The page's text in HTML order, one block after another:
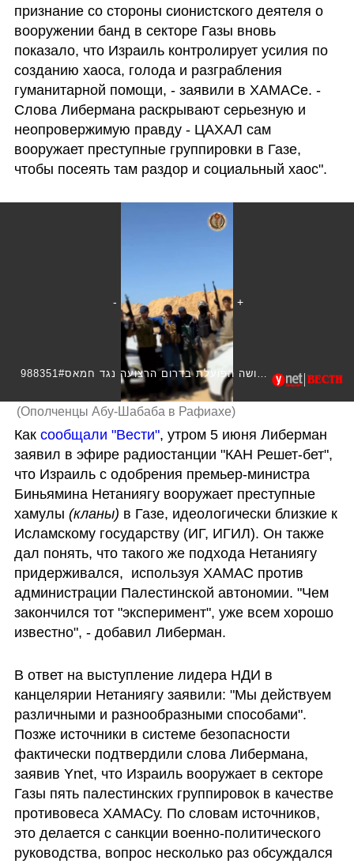
признание со стороны сионистского деятеля о
вооружении банд в секторе Газы вновь
показало, что Израиль контролирует усилия по
созданию хаоса, голода и разграбления
гуманитарной помощи, - заявили в ХАМАСе. -
Слова Либермана раскрывают серьезную и
неопровержимую правду - ЦАХАЛ сам
вооружает преступные группировки в Газе,
чтобы посеять там раздор и социальный хаос".
(Ополченцы Абу-Шабаба в Рафиахе)
Как сообщали "Вести", утром 5 июня Либерман
заявил в эфире радиостанции "КАН Решет-бет",
что Израиль с одобрения премьер-министра
Биньямина Нетаниягу вооружает преступные
хамулы (кланы) в Газе, идеологически близкие к
Исламскому государству (ИГ, ИГИЛ). Он также
дал понять, что такого же подхода Нетаниягу
придерживался,  используя ХАМАС против
администрации Палестинской автономии. "Чем
закончился тот "эксперимент", уже всем хорошо
известно", - добавил Либерман.
В ответ на выступление лидера НДИ в
канцелярии Нетаниягу заявили: "Мы действуем
различными и разнообразными способами".
Позже источники в системе безопасности
фактически подтвердили слова Либермана,
заявив Ynet, что Израиль вооружает в секторе
Газы пять палестинских группировок в качестве
противовеса ХАМАСу. По словам источников,
это делается с санкции военно-политического
руководства, вопрос несколько раз обсуждался